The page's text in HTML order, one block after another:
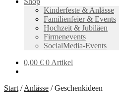
Kinderfeste & Anlässe
Familienfeier & Events
Hochzeit & Jubiläen
Firmenevents
SocialMedia-Events
0,00 € 0 Artikel
Start /Anlässe /Geschenkideen